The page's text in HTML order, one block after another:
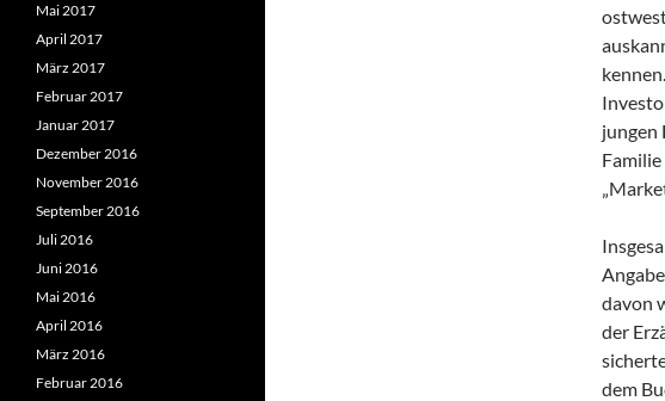
jungen
davon
der
dem
Mai 2017
April 2017
März 2017
Februar 2017
Januar 2017
Dezember 2016
November 2016
September 2016
Juli 2016
Juni 2016
Mai 2016
April 2016
März 2016
Februar 2016